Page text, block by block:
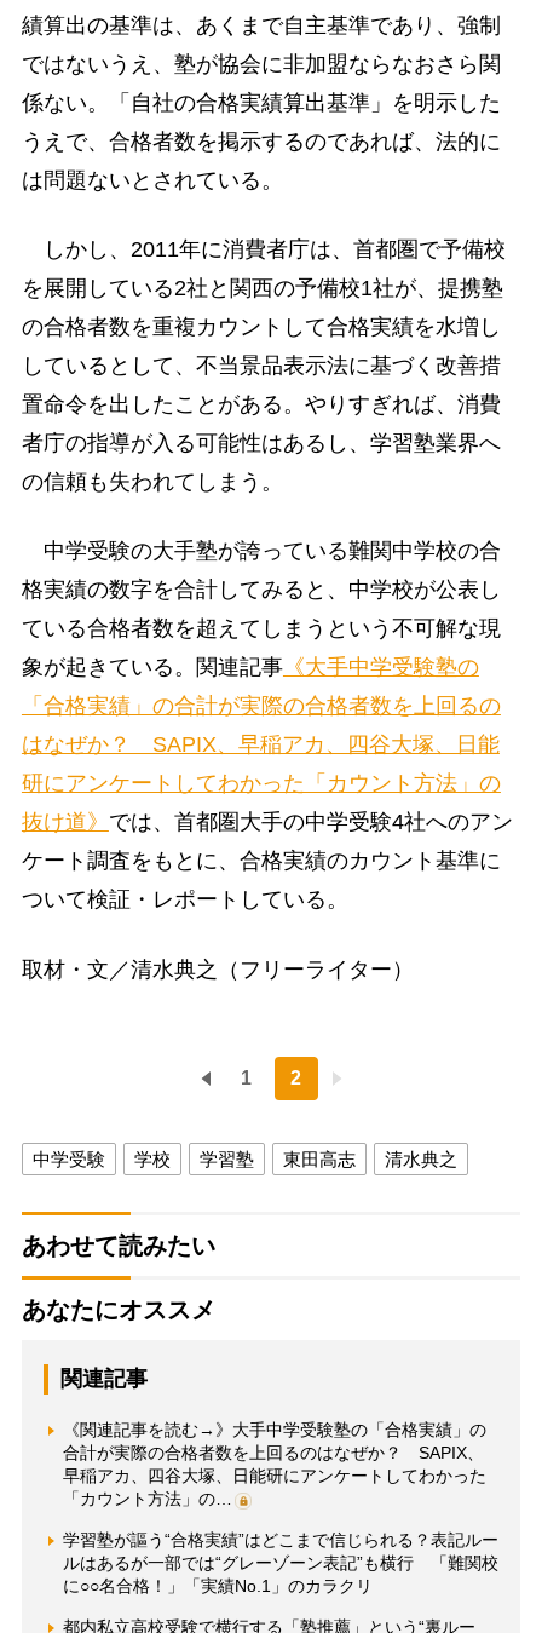
績算出の基準は、あくまで自主基準であり、強制
ではないうえ、塾が協会に非加盟ならなおさら関
係ない。「自社の合格実績算出基準」を明示した
うえで、合格者数を掲示するのであれば、法的に
は問題ないとされている。
しかし、2011年に消費者庁は、首都圏で予備校
を展開している2社と関西の予備校1社が、提携塾
の合格者数を重複カウントして合格実績を水増し
しているとして、不当景品表示法に基づく改善措
置命令を出したことがある。やりすぎれば、消費
者庁の指導が入る可能性はあるし、学習塾業界へ
の信頼も失われてしまう。
中学受験の大手塾が誇っている難関中学校の合
格実績の数字を合計してみると、中学校が公表し
ている合格者数を超えてしまうという不可解な現
象が起きている。関連記事《大手中学受験塾の
「合格実績」の合計が実際の合格者数を上回るの
はなぜか？ SAPIX、早稲アカ、四谷大塚、日能
研にアンケートしてわかった「カウント方法」の
抜け道》 では、首都圏大手の中学受験4社へのアン
ケート調査をもとに、合格実績のカウント基準に
ついて検証・レポートしている。
取材・文／清水典之（フリーライター）
1 2
中学受験 学校 学習塾 東田高志 清水典之
あわせて読みたい
あなたにオススメ
関連記事
《関連記事を読む→》大手中学受験塾の「合格実績」の
合計が実際の合格者数を上回るのはなぜか？ SAPIX、
早稲アカ、四谷大塚、日能研にアンケートしてわかった
「カウント方法」の…
学習塾が謳う“合格実績”はどこまで信じられる？表記ルー
ルはあるが一部では“グレーゾーン表記”も横行 「難関校
に○○名合格！」「実績No.1」のカラクリ
都内私立高校受験で横行する「塾推薦」という“裏ルー